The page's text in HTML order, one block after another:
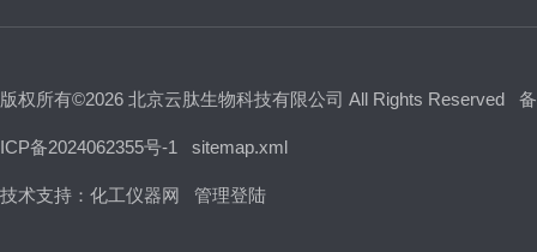
版权所有©2026 北京云肽生物科技有限公司 All Rights Reserved
ICP备2024062355号-1 sitemap.xml
技术支持： 化工仪器网 管理登陆